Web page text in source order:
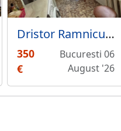
Dristor Ramnicu Sarat
350
€
Bucuresti 06
August '26